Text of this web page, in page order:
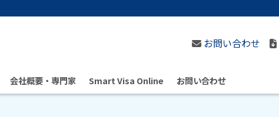
お問い合わせ
会社概要・専門家 Smart Visa Online お問い合わせ